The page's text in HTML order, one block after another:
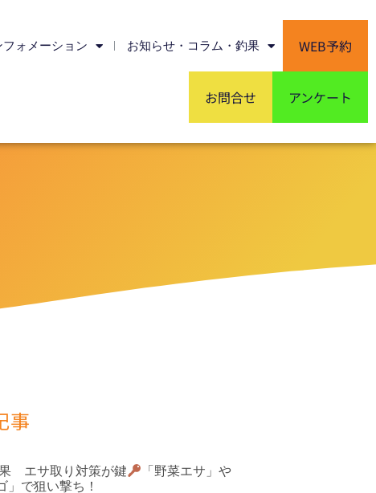
ォメーション お知らせ・コラム・釣果 WEB予約
お問合せ アンケート
事
エサ取り対策が鍵
「野菜エサ」や
」で狙い撃ち！